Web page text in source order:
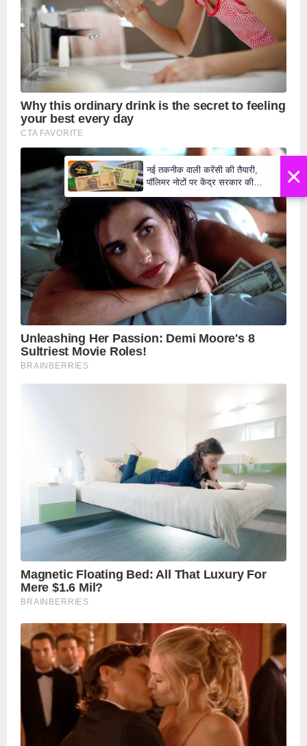
×
नई तकनीक वाली करेंसी की तैयारी,
पॉलिमर नोटों पर केंद्र सरकार की
₹10 और ₹20 के नोट - Daily Lok
Manch PM Modi U